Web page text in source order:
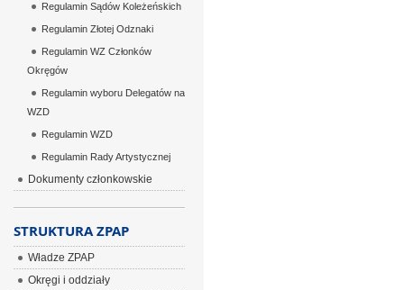
Regulamin Sądów Koleżeńskich
Regulamin Złotej Odznaki
Regulamin WZ Członków
Okręgów
Regulamin wyboru Delegatów na
WZD
Regulamin WZD
Regulamin Rady Artystycznej
Dokumenty członkowskie
STRUKTURA ZPAP
Władze ZPAP
Okręgi i oddziały